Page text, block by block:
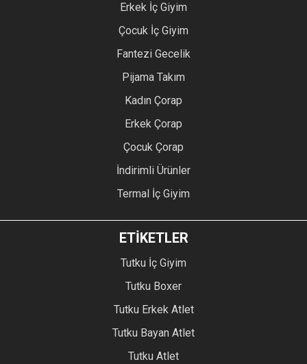
Erkek İç Giyim
Çocuk İç Giyim
Fantezi Gecelik
Pijama Takım
Kadın Çorap
Erkek Çorap
Çocuk Çorap
İndirimli Ürünler
Termal İç Giyim
ETİKETLER
Tutku İç Giyim
Tutku Boxer
Tutku Erkek Atlet
Tutku Bayan Atlet
Tutku Atlet